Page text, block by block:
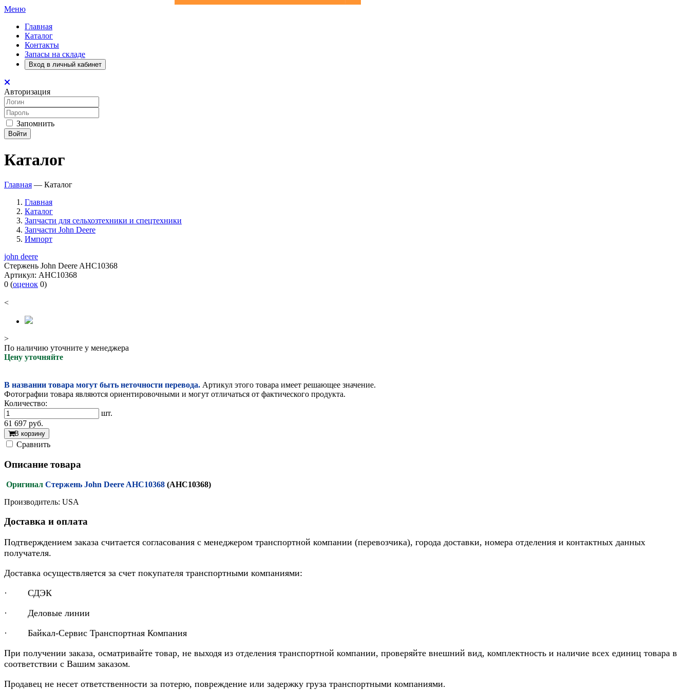
Меню
Главная
Каталог
Контакты
Запасы на складе
Вход в личный кабинет
Авторизация
Запомнить
Войти
Каталог
Главная — Каталог
Главная
Каталог
Запчасти для сельхозтехники и спецтехники
Запчасти John Deere
Импорт
john deere
Стержень John Deere AHC10368
Артикул: AHC10368
0 (оценок 0)
<
>
По наличию уточните у менеджера
Цену уточняйте
В названии товара могут быть неточности перевода. Артикул этого товара имеет решающее значение.
Фотографии товара являются ориентировочными и могут отличаться от фактического продукта.
Количество:
шт.
61 697 руб.
В корзину
Cравнить
Описание товара
Оригинал Стержень John Deere AHC10368 (AHC10368)
Производитель: USA
Доставка и оплата
Подтверждением заказа считается согласования с менеджером транспортной компании (перевозчика), города доставки, номера отделения и контактных данных
получателя.
Доставка осуществляется за счет покупателя транспортными компаниями:
· СДЭК
· Деловые линии
· Байкал-Сервис Транспортная Компания
При получении заказа, осматривайте товар, не выходя из отделения транспортной компании, проверяйте внешний вид, комплектность и наличие всех единиц товара в
соответствии с Вашим заказом.
Продавец не несет ответственности за потерю, повреждение или задержку груза транспортными компаниями.